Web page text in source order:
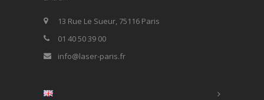
13 Rue Le Sueur, 75116 Paris
01 40 50 39 00
info@laser-paris.fr